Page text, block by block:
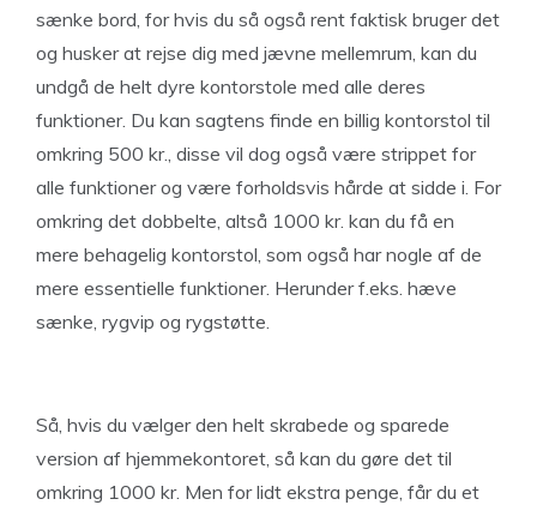
sænke bord, for hvis du så også rent faktisk bruger det
og husker at rejse dig med jævne mellemrum, kan du
undgå de helt dyre kontorstole med alle deres
funktioner. Du kan sagtens finde en billig kontorstol til
omkring 500 kr., disse vil dog også være strippet for
alle funktioner og være forholdsvis hårde at sidde i. For
omkring det dobbelte, altså 1000 kr. kan du få en
mere behagelig kontorstol, som også har nogle af de
mere essentielle funktioner. Herunder f.eks. hæve
sænke, rygvip og rygstøtte.
Så, hvis du vælger den helt skrabede og sparede
version af hjemmekontoret, så kan du gøre det til
omkring 1000 kr. Men for lidt ekstra penge, får du et